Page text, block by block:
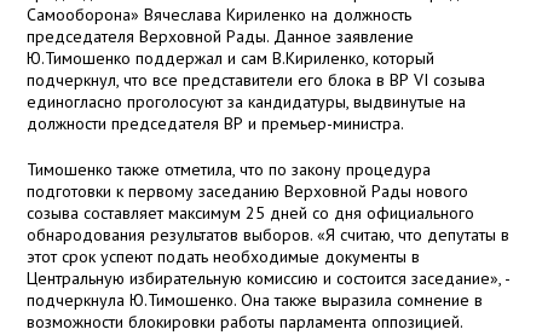
Самооборона» Вячеслава Кириленко на должность
председателя Верховной Рады. Данное заявление
Ю.Тимошенко поддержал и сам В.Кириленко, который
подчеркнул, что все представители его блока в ВР VI созыва
единогласно проголосуют за кандидатуры, выдвинутые на
должности председателя ВР и премьер-министра.
Тимошенко также отметила, что по закону процедура
подготовки к первому заседанию Верховной Рады нового
созыва составляет максимум 25 дней со дня официального
обнародования результатов выборов. «Я считаю, что депутаты в
этот срок успеют подать необходимые документы в
Центральную избирательную комиссию и состоится заседание», -
подчеркнула Ю.Тимошенко. Она также выразила сомнение в
возможности блокировки работы парламента оппозицией.